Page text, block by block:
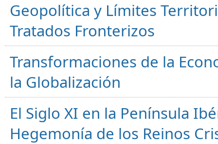
Geopolítica y Límites
Tratados Fronterizos
Transformaciones de la
la Globalización
El Siglo XI en la Península
Hegemonía de los Reinos